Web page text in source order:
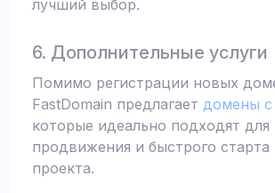
лучший выбор.
6. Дополнительные услуги
Помимо регистрации новых
FastDomain предлагает домены с
которые идеально подходят для
продвижения и быстрого старта
проекта.